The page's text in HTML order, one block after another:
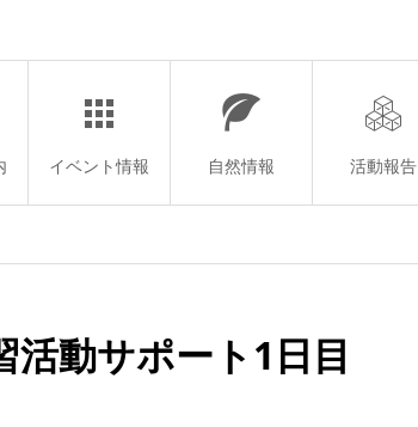
イベント情報 自然情報 活動報告
動サポート1日目